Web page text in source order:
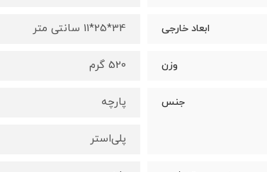
ابعاد خارجی 34*25*11 سانتی متر
وزن 520 گرم
جنس پارچه
پلی‌استر